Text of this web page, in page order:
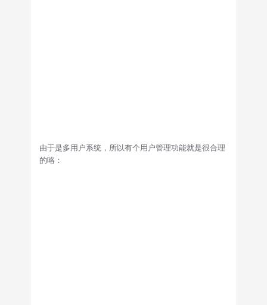
由于是多用户系统，所以有个用户管理功能就是很合理
的咯：